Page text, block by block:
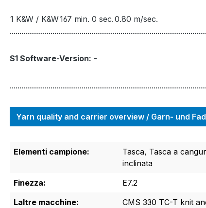
1 K&W / K&W167 min. 0 sec.0.80 m/sec.
S1 Software-Version: -
Yarn quality and carrier overview / Garn- und
Elementi campione:
Tasca, Tasca a
inclinata
Finezza:
E7.2
Laltre macchine:
CMS 330 TC-T knit